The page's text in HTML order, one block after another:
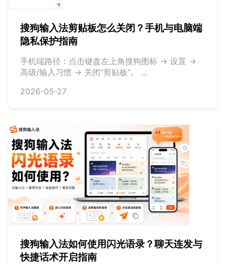
搜狗输入法剪贴板怎么关闭？手机与电脑端
隐私保护指南
手机端路径：点击键盘左上角搜狗图标 -> 设置 ->
高级/输入习惯 -> 关闭“剪贴板”。 ...
2026-05-27
搜狗输入法如何使用闪光语录？聊天连发与
快捷话术开启指南